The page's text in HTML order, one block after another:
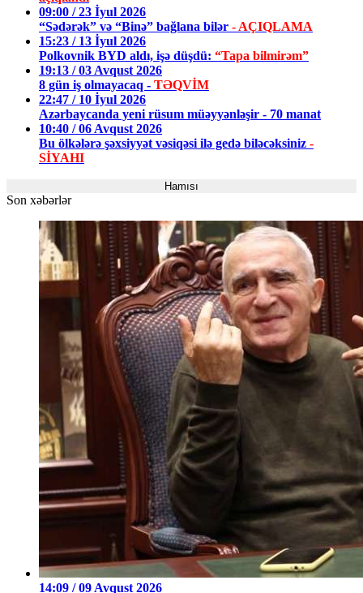
09:00 / 23 İyul 2026
“Sədərək” və “Binə” bağlana bilər - AÇIQLAMA
15:23 / 13 İyul 2026
Polkovnik BYD aldı, işə düşdü: “Tapa bilmirəm”
19:13 / 03 Avqust 2026
8 gün iş olmayacaq - TƏQVİM
22:47 / 10 İyul 2026
Azərbaycanda yeni rüsum müəyyənləşir - 70 manat
10:40 / 06 Avqust 2026
Bu ölkələrə şəxsiyyət vəsiqəsi ilə gedə biləcəksiniz -
SİYAHI
Hamısı
Son xəbərlər
14:09 / 09 Avqust 2026